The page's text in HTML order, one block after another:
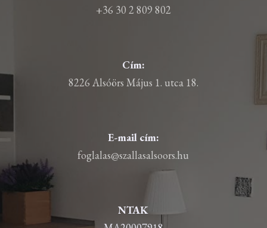
+36 30 2 809 802
Cím:
8226 Alsóörs Május 1. utca 18.
E-mail cím:
foglalas@szallasalsoors.hu
NTAK